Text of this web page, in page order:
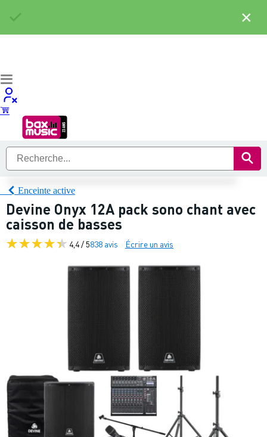
Enceinte active
Devine Onyx 12A pack sono chant avec
caisson de basses
4,4 / 5838 avis Écrire un avis
×